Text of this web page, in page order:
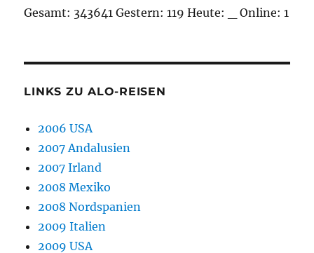
Gesamt: 343641 Gestern:119 Heute: Online: 1
LINKS ZU ALO-REISEN
2006 USA
2007 Andalusien
2007 Irland
2008 Mexiko
2008 Nordspanien
2009 Italien
2009 USA